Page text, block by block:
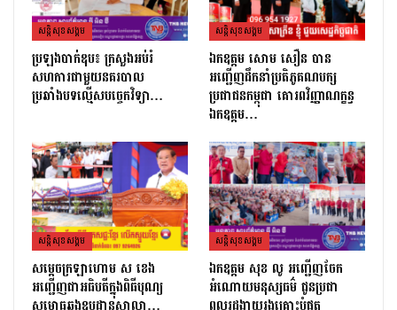
សន្តិសុខសង្គម
ប្រឡងបាក់ឌុប៖ ក្រសួងអប់រំ
សហការជាមួយនគរបាល
ប្រឆាំងបទល្មើសបច្ចេកវិទ្យា…
សន្តិសុខសង្គម
ឯកឧត្តម សោម សឿន បាន
អញ្ជើញដឹកនាំប្រតិភូគណបក្ស
ប្រជាជនកម្ពុជា គោរពវិញ្ញាណក្ខន្ធ
ឯកឧត្តម…
សន្តិសុខសង្គម
សម្ដេចក្រឡាហោម ស ខេង
អញ្ជើញជាអធិបតីក្នុងពិធីបុណ្យ
សន្តិសុខសង្គម
ឯកឧត្តម សុខ លូ អញ្ជើញចែក
អំណោយមនុស្សធម៌ ជូនប្រជា